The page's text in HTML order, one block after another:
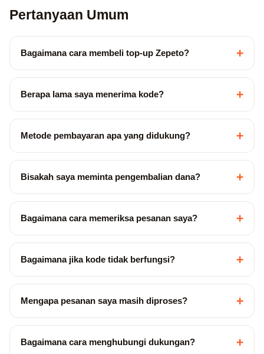
Pertanyaan Umum
Bagaimana cara membeli top-up Zepeto? +
Berapa lama saya menerima kode? +
Metode pembayaran apa yang didukung? +
Bisakah saya meminta pengembalian dana? +
Bagaimana cara memeriksa pesanan saya? +
Bagaimana jika kode tidak berfungsi? +
Mengapa pesanan saya masih diproses? +
Bagaimana cara menghubungi dukungan? +